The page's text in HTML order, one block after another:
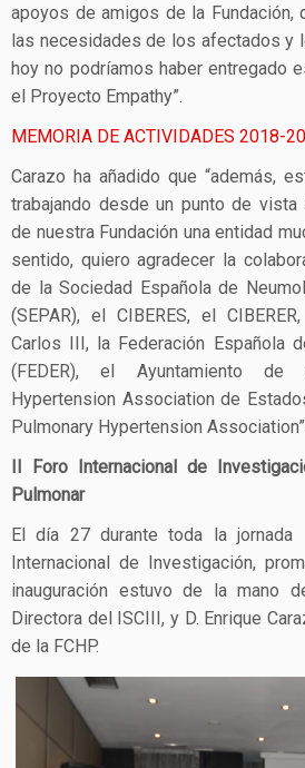
apoyos de amigos de la Fundación,
las necesidades de los afectados y
hoy no podríamos haber entregado
el Proyecto Empathy”.
MEMORIA DE ACTIVIDADES 2018-
Carazo ha añadido que “además,
trabajando desde un punto de vista
de nuestra Fundación una entidad
sentido, quiero agradecer la
de la Sociedad Española de
(SEPAR), el CIBERES, el
Carlos III, la Federación Española
(FEDER), el Ayuntamiento de
Hypertension Association de
Pulmonary Hypertension Association”.
II Foro Internacional de
Pulmonar
El día 27 durante toda la
Internacional de Investigación,
inauguración estuvo de la mano
Directora del ISCIII, y D. Enrique
de la FCHP.